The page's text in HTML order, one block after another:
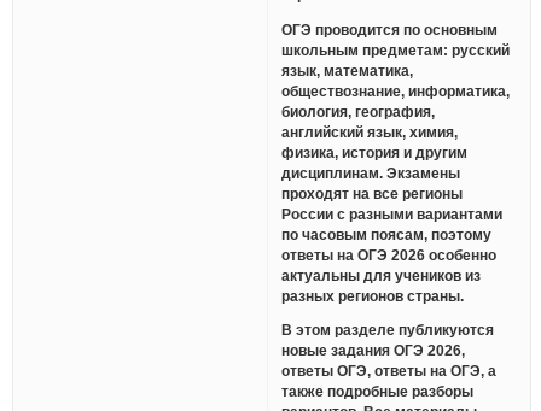
ОГЭ проводится по основным
школьным предметам: русский
язык, математика,
обществознание, информатика,
биология, география,
английский язык, химия,
физика, история и другим
дисциплинам. Экзамены
проходят на все регионы
России с разными вариантами
по часовым поясам, поэтому
ответы на ОГЭ 2026 особенно
актуальны для учеников из
разных регионов страны.
В этом разделе публикуются
новые задания ОГЭ 2026,
ответы ОГЭ, ответы на ОГЭ, а
также подробные разборы